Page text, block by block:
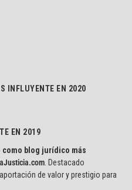
INFLUYENTE EN 2020
EN 2019
como blog jurídico más
. Destacado
de valor y prestigio para